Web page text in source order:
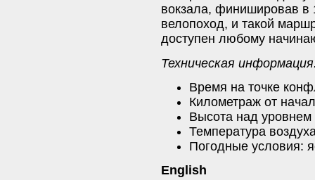
вокзала, финишировав в
велопоход, и такой
доступен любому
Техническая
Время на точке
Километраж от
Высота над
Температура
Погодные условия:
English